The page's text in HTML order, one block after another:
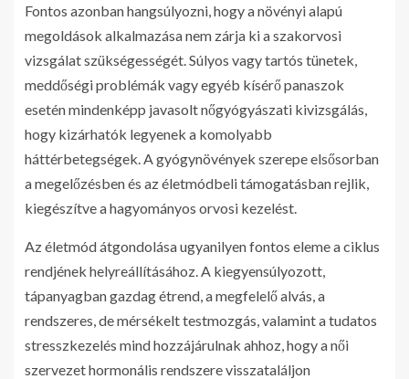
Fontos azonban hangsúlyozni, hogy a növényi alapú
megoldások alkalmazása nem zárja ki a szakorvosi
vizsgálat szükségességét. Súlyos vagy tartós tünetek,
meddőségi problémák vagy egyéb kísérő panaszok
esetén mindenképp javasolt nőgyógyászati kivizsgálás,
hogy kizárhatók legyenek a komolyabb
háttérbetegségek. A gyógynövények szerepe elsősorban
a megelőzésben és az életmódbeli támogatásban rejlik,
kiegészítve a hagyományos orvosi kezelést.
Az életmód átgondolása ugyanilyen fontos eleme a ciklus
rendjének helyreállításához. A kiegyensúlyozott,
tápanyagban gazdag étrend, a megfelelő alvás, a
rendszeres, de mérsékelt testmozgás, valamint a tudatos
stresszkezelés mind hozzájárulnak ahhoz, hogy a női
szervezet hormonális rendszere visszataláljon